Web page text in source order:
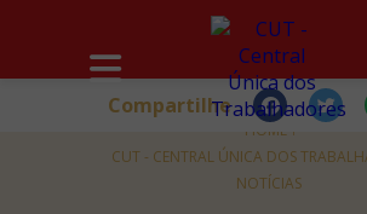
HOME
CUT - CENTRAL ÚNICA DOS
NOTÍCIAS
Compartilhe